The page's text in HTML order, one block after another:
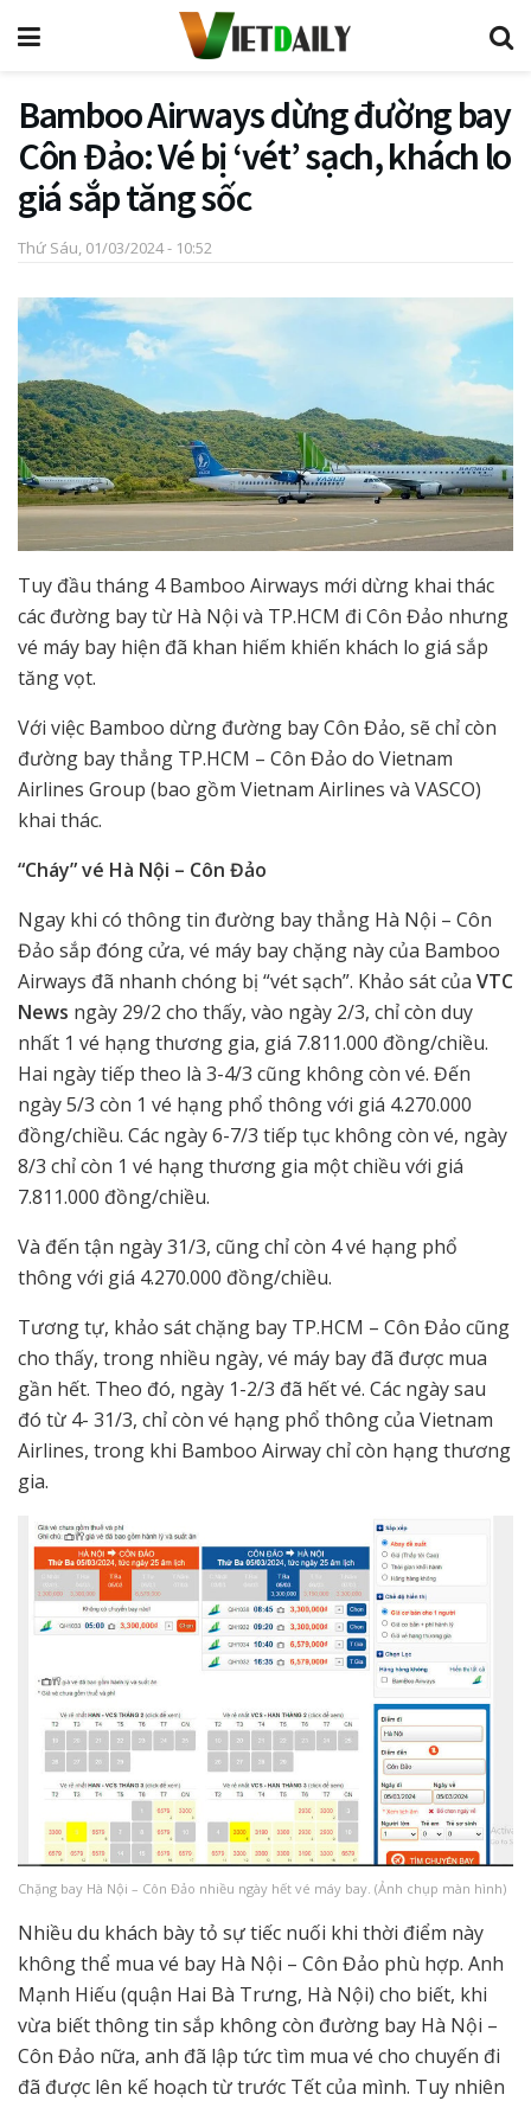
Bamboo Airways dừng đường bay
Côn Đảo: Vé bị ‘vét’ sạch, khách lo
giá sắp tăng sốc
Thứ Sáu, 01/03/2024 - 10:52
Tuy đầu tháng 4 Bamboo Airways mới dừng khai thác
các đường bay từ Hà Nội và TP.HCM đi Côn Đảo nhưng
vé máy bay hiện đã khan hiếm khiến khách lo giá sắp
tăng vọt.
Với việc Bamboo dừng đường bay Côn Đảo, sẽ chỉ còn
đường bay thẳng TP.HCM – Côn Đảo do Vietnam
Airlines Group (bao gồm Vietnam Airlines và VASCO)
khai thác.
“Cháy” vé Hà Nội – Côn Đảo
Ngay khi có thông tin đường bay thẳng Hà Nội – Côn
Đảo sắp đóng cửa, vé máy bay chặng này của Bamboo
Airways đã nhanh chóng bị “vét sạch”. Khảo sát của VTC
News ngày 29/2 cho thấy, vào ngày 2/3, chỉ còn duy
nhất 1 vé hạng thương gia, giá 7.811.000 đồng/chiều.
Hai ngày tiếp theo là 3-4/3 cũng không còn vé. Đến
ngày 5/3 còn 1 vé hạng phổ thông với giá 4.270.000
đồng/chiều. Các ngày 6-7/3 tiếp tục không còn vé, ngày
8/3 chỉ còn 1 vé hạng thương gia một chiều với giá
7.811.000 đồng/chiều.
Và đến tận ngày 31/3, cũng chỉ còn 4 vé hạng phổ
thông với giá 4.270.000 đồng/chiều.
Tương tự, khảo sát chặng bay TP.HCM – Côn Đảo cũng
cho thấy, trong nhiều ngày, vé máy bay đã được mua
gần hết. Theo đó, ngày 1-2/3 đã hết vé. Các ngày sau
đó từ 4- 31/3, chỉ còn vé hạng phổ thông của Vietnam
Airlines, trong khi Bamboo Airway chỉ còn hạng thương
gia.
Chặng bay Hà Nội – Côn Đảo nhiều ngày hết vé máy bay. (Ảnh chụp màn hình)
Nhiều du khách bày tỏ sự tiếc nuối khi thời điểm này
không thể mua vé bay Hà Nội – Côn Đảo phù hợp. Anh
Mạnh Hiếu (quận Hai Bà Trưng, Hà Nội) cho biết, khi
vừa biết thông tin sắp không còn đường bay Hà Nội –
Côn Đảo nữa, anh đã lập tức tìm mua vé cho chuyến đi
đã được lên kế hoạch từ trước Tết của mình. Tuy nhiên